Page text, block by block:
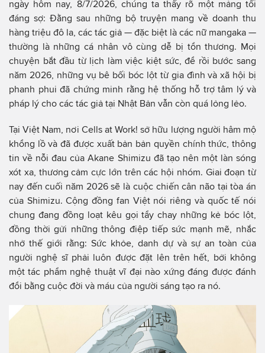
ngày hôm nay, 8/7/2026, chúng ta thấy rõ một mảng tối
đáng sợ: Đằng sau những bộ truyện mang về doanh thu
hàng triệu đô la, các tác giả — đặc biệt là các nữ mangaka —
thường là những cá nhân vô cùng dễ bị tổn thương. Mọi
chuyện bắt đầu từ lịch làm việc kiệt sức, để rồi bước sang
năm 2026, những vụ bê bối bóc lột từ gia đình và xã hội bị
phanh phui đã chứng minh rằng hệ thống hỗ trợ tâm lý và
pháp lý cho các tác giả tại Nhật Bản vẫn còn quá lỏng lẻo.
Tại Việt Nam, nơi Cells at Work! sở hữu lượng người hâm mộ
khổng lồ và đã được xuất bản bản quyền chính thức, thông
tin về nỗi đau của Akane Shimizu đã tạo nên một làn sóng
xót xa, thương cảm cực lớn trên các hội nhóm. Giai đoạn từ
nay đến cuối năm 2026 sẽ là cuộc chiến cân não tại tòa án
của Shimizu. Cộng đồng fan Việt nói riêng và quốc tế nói
chung đang đồng loạt kêu gọi tẩy chay những kẻ bóc lột,
đồng thời gửi những thông điệp tiếp sức mạnh mẽ, nhắc
nhở thế giới rằng: Sức khỏe, danh dự và sự an toàn của
người nghệ sĩ phải luôn được đặt lên trên hết, bởi không
một tác phẩm nghệ thuật vĩ đại nào xứng đáng được đánh
đổi bằng cuộc đời và máu của người sáng tạo ra nó.